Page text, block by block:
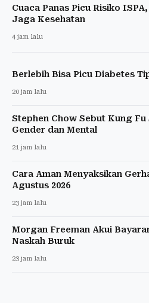
Cuaca Panas Picu Risiko
Jaga Kesehatan
4 jam lalu
Berlebih Bisa Picu Diabetes
20 jam lalu
Stephen Chow Sebut Kung
Gender dan Mental
21 jam lalu
Cara Aman Menyaksikan
Agustus 2026
23 jam lalu
Morgan Freeman Akui
Naskah Buruk
23 jam lalu